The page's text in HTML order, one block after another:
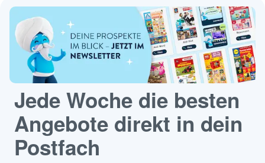
Jede Woche die besten
Angebote direkt in dein
Postfach